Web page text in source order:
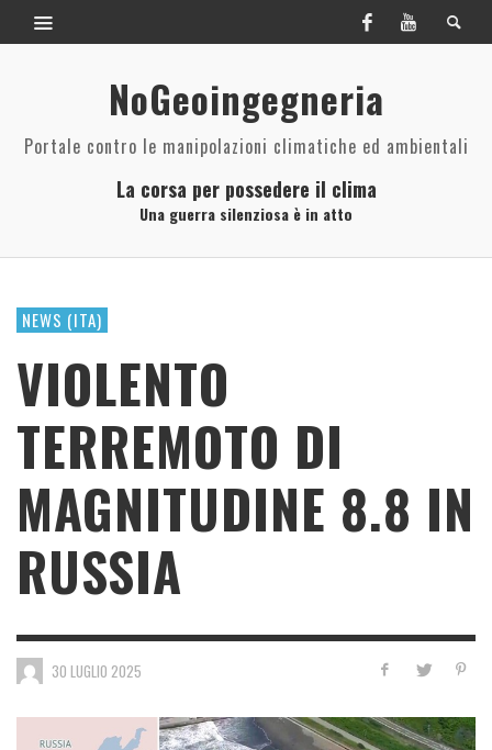
NoGeoingegneria
Portale contro le manipolazioni climatiche ed ambientali
La corsa per possedere il clima
Una guerra silenziosa è in atto
NEWS (ITA)
VIOLENTO
TERREMOTO DI
MAGNITUDINE 8.8 IN
RUSSIA
30 LUGLIO 2025